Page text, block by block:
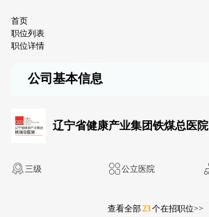
首页
职位列表
职位详情
公司基本信息
辽宁省健康产业集团铁煤总医院
三级 公立医院
查看全部23个在招职位>>